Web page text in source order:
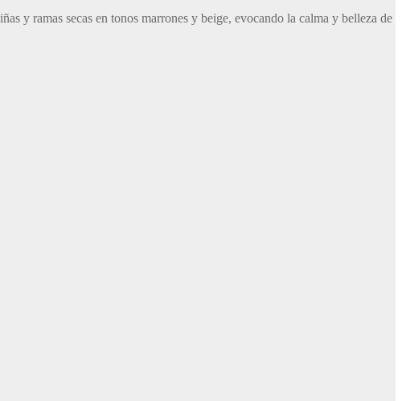
y ramas secas en tonos marrones y beige, evocando la calma y belleza de